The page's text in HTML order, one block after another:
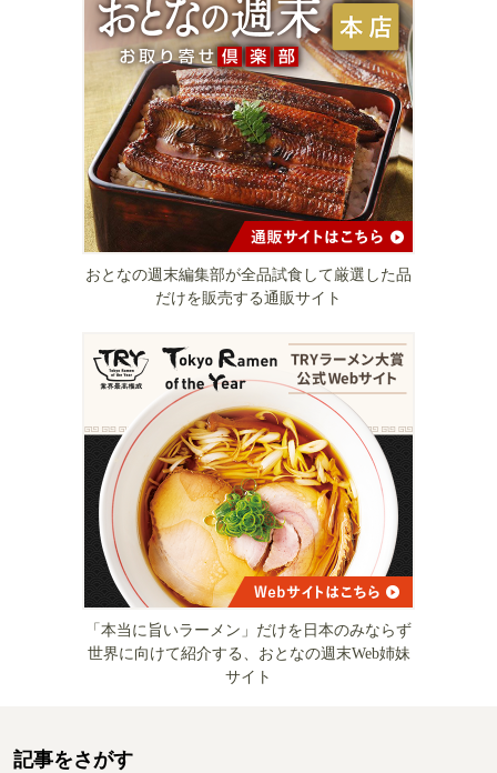
おとなの週末編集部が全品試食して厳選した品
だけを販売する通販サイト
「本当に旨いラーメン」だけを日本のみならず
世界に向けて紹介する、おとなの週末Web姉妹
サイト
記事をさがす